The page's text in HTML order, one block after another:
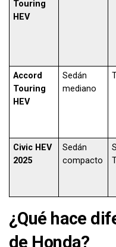
Touring
HEV
Accord
Touring
HEV
Sedán
mediano
Civic HEV
2025
Sedán
compacto
¿Qué hace
de Honda?